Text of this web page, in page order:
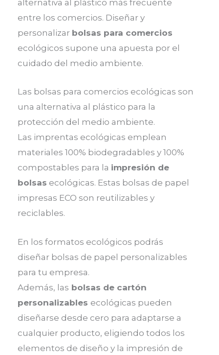
alternativa al plástico más frecuente
entre los comercios. Diseñar y
personalizar bolsas para comercios
ecológicos supone una apuesta por el
cuidado del medio ambiente.
Las bolsas para comercios ecológicas son
una alternativa al plástico para la
protección del medio ambiente.
Las imprentas ecológicas emplean
materiales 100% biodegradables y 100%
compostables para la impresión de
bolsas ecológicas. Estas bolsas de papel
impresas ECO son reutilizables y
reciclables.
En los formatos ecológicos podrás
diseñar bolsas de papel personalizables
para tu empresa.
Además, las bolsas de cartón
personalizables ecológicas pueden
diseñarse desde cero para adaptarse a
cualquier producto, eligiendo todos los
elementos de diseño y la impresión de